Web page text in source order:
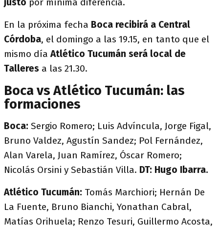
justo por mínima diferencia.
En la próxima fecha Boca recibirá a Central
Córdoba, el domingo a las 19.15, en tanto que el
mismo díaAtlético Tucumán será local de
Talleres a las 21.30.
Boca vs Atlético Tucumán: las
formaciones
Boca: Sergio Romero; Luis Advíncula, Jorge Figal,
Bruno Valdez, Agustín Sandez; Pol Fernández,
Alan Varela, Juan Ramírez, Óscar Romero;
Nicolás Orsini y Sebastián Villa. DT: Hugo Ibarra.
Atlético Tucumán: Tomás Marchiori; Hernán De
La Fuente, Bruno Bianchi, Yonathan Cabral,
Matías Orihuela; Renzo Tesuri, Guillermo Acosta,